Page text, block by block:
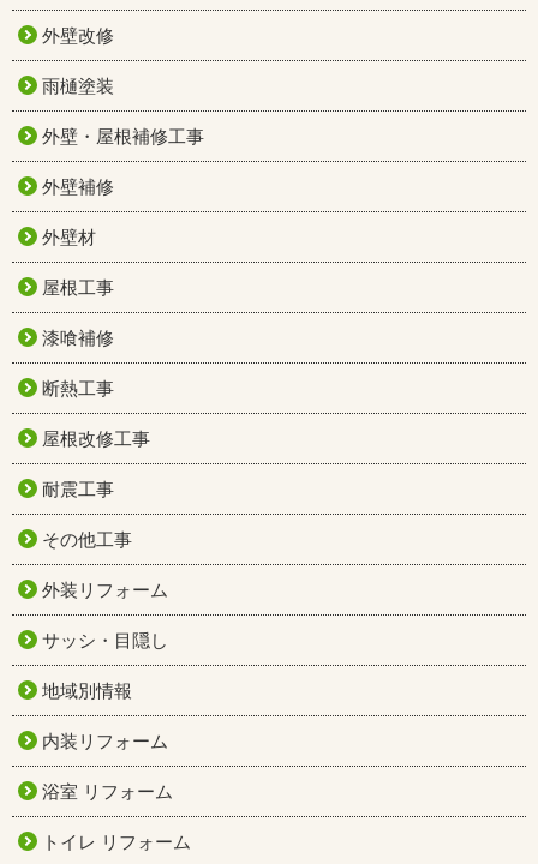
外壁改修
雨樋塗装
外壁・屋根補修工事
外壁補修
外壁材
屋根工事
漆喰補修
断熱工事
屋根改修工事
耐震工事
その他工事
外装リフォーム
サッシ・目隠し
地域別情報
内装リフォーム
浴室 リフォーム
トイレ リフォーム